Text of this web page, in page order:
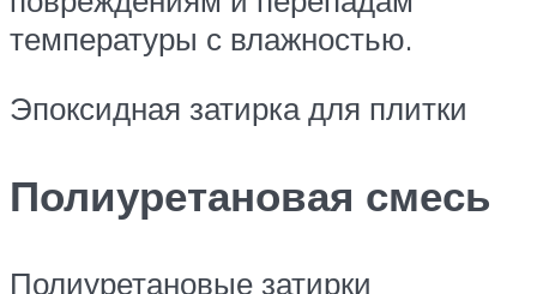
температуры с влажностью.
Эпоксидная затирка для плитки
Полиуретановая смесь
Полиуретановые затирки